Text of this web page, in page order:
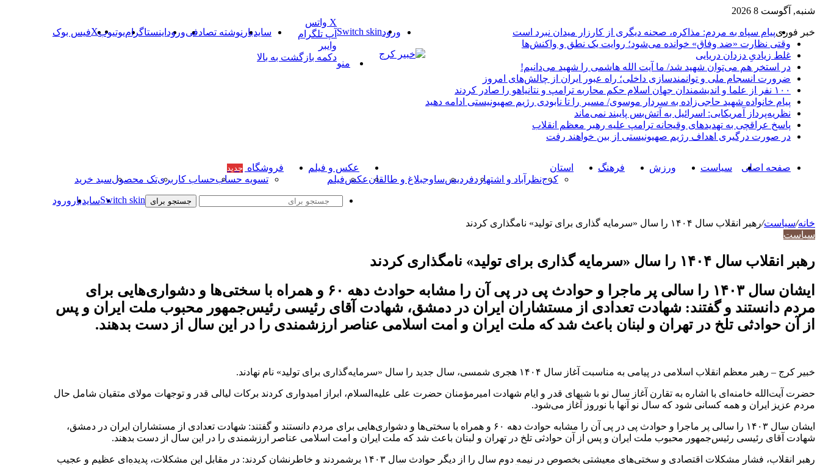
شنبه, آگوست 8 2026
خبر فوریپیام سپاه به مردم: مذاکره، صحنه دیگری از کارزار میدان نبرد است
وقتی نظارت «ضد وفاق» خوانده می‌شود؛ روایت یک نطق و واکنش‌ها
غلط زیادیِ دزدان دریایی
در استخر هم می‌توان شهید شد/ ما آیت الله هاشمی را شهید می‌دانیم!
ضرورت انسجام ملی و توانمندسازی داخلی؛ راه عبور ایران از چالش‌های امروز
۱۰۰ نفر از علما و اندیشمندان جهان اسلام حکم محاربه ترامپ و نتانیاهو را صادر کردند
پیام خانواده شهید حاجی‌زاده به سردار موسوی/ مسیر را تا نابودی رژیم صهیونیستی ادامه دهید
نظریه‌پرداز آمریکایی: اسرائیل به آتش‌بس پایبند نمی‌ماند
پاسخ عراقچی به تهدیدهای وقیحانه ترامپ علیه رهبر معظم انقلاب
در صورت درگیری اهداف رژیم صهیونیستی از بین خواهند رفت
فیس بوکXیوتیوباینستاگرام ورودنوشته تصادفی سایدبار Switch skinورود
منو
صفحه اصلی سیاست ورزش فرهنگ
استان
کرجنظرآباد و اشتهاردفردیسساوجبلاغ و طالقان
عکس و فیلم
عکسفیلم
فروشگاه جدید
تسویه حسابحساب کاربریتک محصولسبد خرید
ورود سایدبارSwitch skin جستجو برای
خانه/سیاست/رهبر انقلاب سال ۱۴۰۴ را سال «سرمایه گذاری برای تولید» نامگذاری کردند
سیاست
رهبر انقلاب سال ۱۴۰۴ را سال «سرمایه گذاری برای تولید» نامگذاری کردند
ایشان سال ۱۴۰۳ را سالی پر ماجرا و حوادث پی در پی آن را مشابه حوادث دهه ۶۰ و همراه با سختی‌ها و دشواری‌هایی برای
مردم دانستند و گفتند: شهادت تعدادی از مستشاران ایران در دمشق، شهادت آقای رئیسی ‌رئیس‌جمهور محبوب ملت ایران و پس
از آن حوادثی تلخ در تهران و لبنان باعث شد که ملت ایران و امت اسلامی عناصر ارزشمندی را در این سال از دست بدهند.
خبیر کرج – رهبر معظم انقلاب اسلامی در پیامی به مناسبت آغاز سال ۱۴۰۴ هجری شمسی، سال جدید را سال «سرمایه‌گذاری برای تولید» نام نهادند.
حضرت آیت‌الله خامنه‌ای با اشاره به تقارن آغاز سال نو با شبهای قدر و ایام شهادت امیرمؤمنان حضرت علی علیه‌السلام، ابراز امیدواری کردند برکات لیالی قدر و توجهات مولای متقیان شامل حال
مردم عزیز ایران و همه کسانی شود که سال نو آنها با نوروز آغاز می‌شود.
ایشان سال ۱۴۰۳ را سالی پر ماجرا و حوادث پی در پی آن را مشابه حوادث دهه ۶۰ و همراه با سختی‌ها و دشواری‌هایی برای مردم دانستند و گفتند: شهادت تعدادی از مستشاران ایران در دمشق،
شهادت آقای رئیسی ‌رئیس‌جمهور محبوب ملت ایران و پس از آن حوادثی تلخ در تهران و لبنان باعث شد که ملت ایران و امت اسلامی عناصر ارزشمندی را در این سال از دست بدهند.
رهبر انقلاب، فشار مشکلات اقتصادی و سختی‌های معیشتی بخصوص در نیمه دوم سال را از دیگر حوادث سال ۱۴۰۳ برشمردند و خاطرنشان کردند: در مقابل این مشکلات، پدیده‌ای عظیم و عجیب
X واتس
آپ تلگرام
وایبر
دکمه بازگشت به بالا